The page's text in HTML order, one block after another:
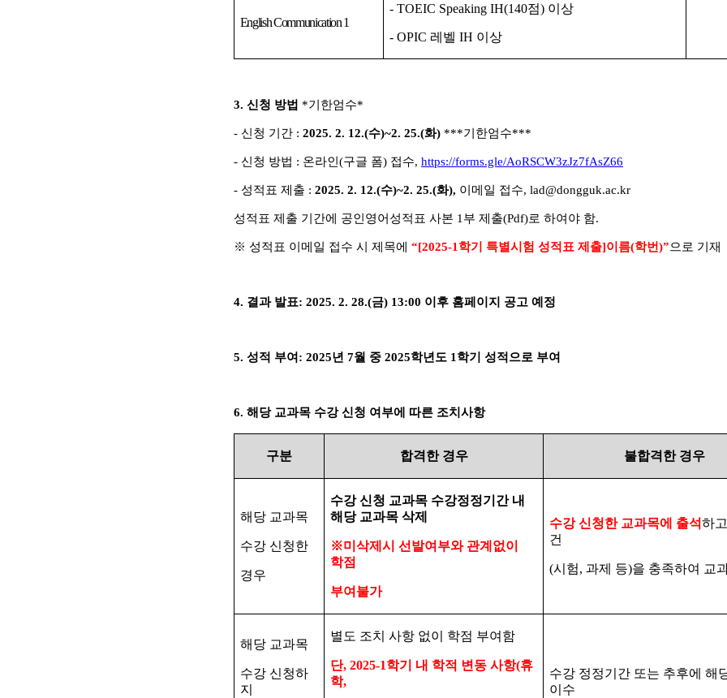
English Communication 1
- TOEIC Speaking IH(140점) 이상
- OPIC 레벨 IH 이상
3. 신청 방법 *기한엄수*
- 신청 기간 : 2025. 2. 12.(수)~2. 25.(화) ***기한엄수***
- 신청 방법 : 온라인(구글 폼) 접수, https://forms.gle/AoRSCW3zJz7fAsZ66
- 성적표 제출 : 2025. 2. 12.(수)~2. 25.(화), 이메일 접수, lad@dongguk.ac.kr
성적표 제출 기간에 공인영어성적표 사본 1부 제출(Pdf)로 하여야 함.
※ 성적표 이메일 접수 시 제목에 “[2025-1학기 특별시험 성적표 제출]이름(학번)”으로 기재
4. 결과 발표: 2025. 2. 28.(금) 13:00 이후 홈페이지 공고 예정
5. 성적 부여 : 2025년 7월 중 2025학년도 1학기 성적으로 부여
6. 해당 교과목 수강 신청 여부에 따른 조치사항
구분 합격한 경우 불합격한 경우
해당 교과목
수강 신청한
경우
수강 신청 교과목 수강정정기간 내
해당 교과목 삭제
※미삭제시 선발여부와 관계없이
학점
부여불가
수강 신청한 교과목에 출석하
건
(시험, 과제 등)을 충족하여 교
해당 교과목
수강 신청하
지
별도 조치 사항 없이 학점 부여함
단, 2025-1학기 내 학적 변동 사항(휴
학,
수강 정정기간 또는 추후에 해
이수